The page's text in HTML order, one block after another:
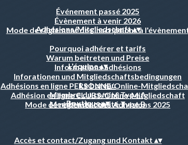
Événement passé 2025
Évènement à venir 2026
Mode de règlement des inscriptions à
Adhésions/Mitgliedschaft▴▾
Pourquoi adhérer et tarifs
Warum beitreten und Preise
Informations adhésions
Inforationen und Mitgliedschaftsbedingungen
Adhésions en ligne PERSONNE/Online-
Adhésion en ligne CLUBS/Online-Mitgliedschaft
Mode de règlement des Adhésions 2025
L'équipe▴▾
Le bureau
Membre du comité Type A
Membre du comité Type B
Boutique▴▾
Accès et contact/Zugang und Kontakt ▴▾